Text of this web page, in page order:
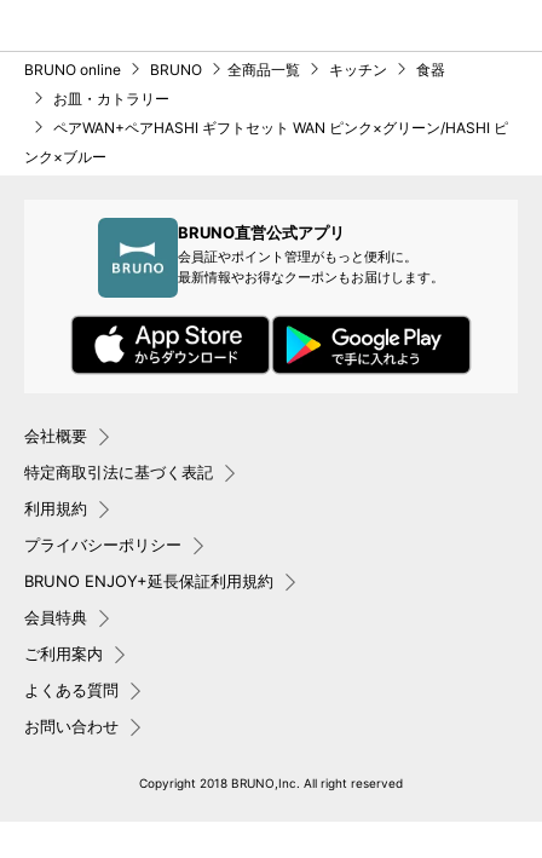
BRUNO online BRUNO 全商品一覧 キッチン
食器
お皿・カトラリー
ペアWAN+ペアHASHI ギフトセット WAN ピンク×グリーン/HASHI ピ
ンク×ブルー
BRUNO直営公式アプリ
会員証やポイント管理がもっと便利に。
最新情報やお得なクーポンもお届けします。
会社概要
特定商取引法に基づく表記
利用規約
プライバシーポリシー
BRUNO ENJOY+延長保証利用規約
会員特典
ご利用案内
よくある質問
お問い合わせ
Copyright 2018 BRUNO,Inc. All right reserved